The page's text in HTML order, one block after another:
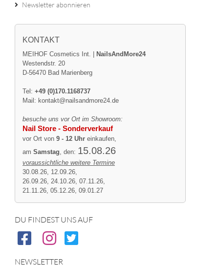
Newsletter abonnieren
KONTAKT
MEIHOF Cosmetics Int. |
NailsAndMore24
Westendstr. 20
D-56470 Bad Marienberg
Tel: +49 (0)170.1168737
Mail: kontakt@nailsandmore24.de
besuche uns vor Ort im Showroom:
Nail Store - Sonderverkauf
vor Ort von 9 - 12 Uhr einkaufen,
am Samstag, den: 15.08.26
voraussichtliche weitere Termine
30.08.26, 12.09.26,
26.09.26, 24.10.26, 07.11.26,
21.11.26, 05.12.26, 09.01.27
DU FINDEST UNS AUF
NEWSLETTER